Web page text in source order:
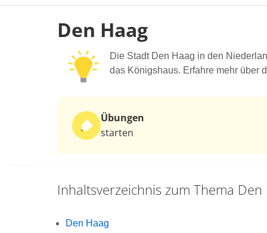
Den Haag
Die Stadt Den Haag in den
das Königshaus. Erfahre mehr über
Übungen
starten
Inhaltsverzeichnis zum Thema Den
Den Haag